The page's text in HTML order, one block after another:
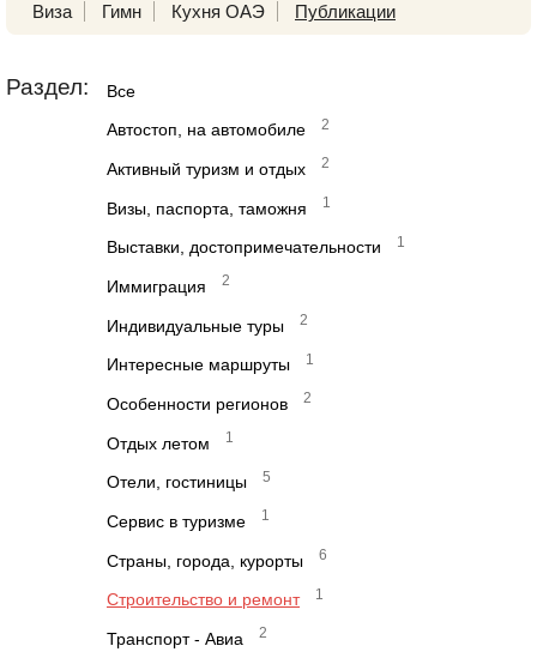
Виза
Гимн Кухня ОАЭ Публикации
Раздел: Все
Автостоп, на автомобиле 2
Активный туризм и отдых 2
Визы, паспорта, таможня 1
Выставки, достопримечательности 1
Иммиграция 2
Индивидуальные туры 2
Интересные маршруты 1
Особенности регионов 2
Отдых летом 1
Отели, гостиницы 5
Сервис в туризме 1
Страны, города, курорты 6
Строительство и ремонт 1
Транспорт - Авиа 2